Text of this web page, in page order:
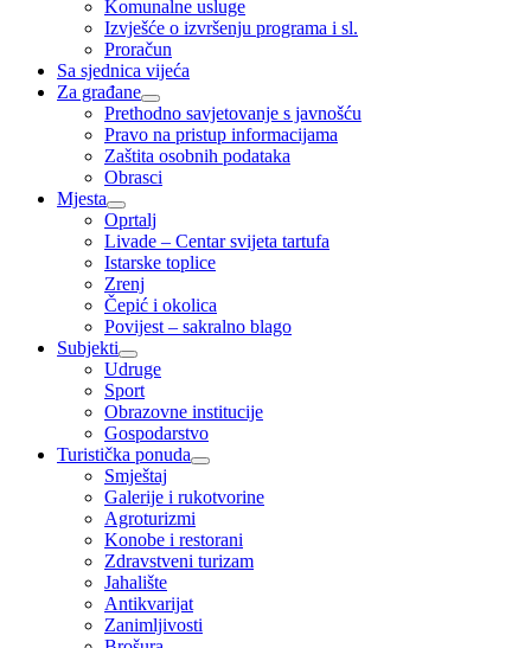
Komunalne usluge
Izvješće o izvršenju programa i sl.
Proračun
Sa sjednica vijeća
Za građane
Prethodno savjetovanje s javnošću
Pravo na pristup informacijama
Zaštita osobnih podataka
Obrasci
Mjesta
Oprtalj
Livade – Centar svijeta tartufa
Istarske toplice
Zrenj
Čepić i okolica
Povijest – sakralno blago
Subjekti
Udruge
Sport
Obrazovne institucije
Gospodarstvo
Turistička ponuda
Smještaj
Galerije i rukotvorine
Agroturizmi
Konobe i restorani
Zdravstveni turizam
Jahalište
Antikvarijat
Zanimljivosti